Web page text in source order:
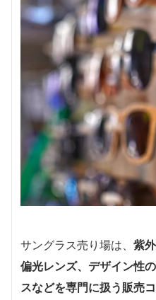
サングラス売り場は、 紫
偏光レンズ、デザイン性
スなどを専門に扱う販売